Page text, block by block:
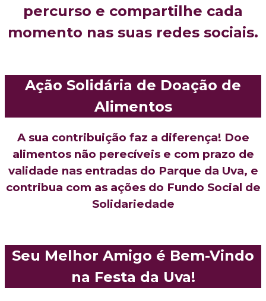
percurso e compartilhe cada
momento nas suas redes sociais.
Ação Solidária de Doação de
Alimentos
A sua contribuição faz a diferença! Doe
alimentos não perecíveis e com prazo de
validade nas entradas do Parque da Uva, e
contribua com as ações do Fundo Social de
Solidariedade
Seu Melhor Amigo é Bem-Vindo
na Festa da Uva!